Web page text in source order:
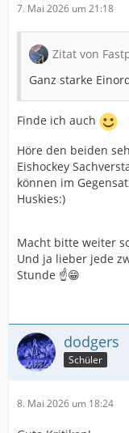
7. Mai 2026 um 21:18
Zitat von
Ganz starke
Finde ich auch
Höre den beiden
Eishockey
können im
Huskies:)
Macht bitte weiter
Und ja lieber jede
Stunde ☝️😁
dodgers
Schüler
8. Mai 2026 um 18:24